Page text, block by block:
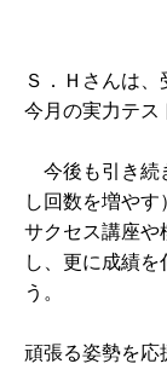
Ｓ．Ｈさんは、
今月の実力テス
今後も引き続
し回数を増やす
サクセス講座や
し、更に成績
う。
頑張る姿勢を応